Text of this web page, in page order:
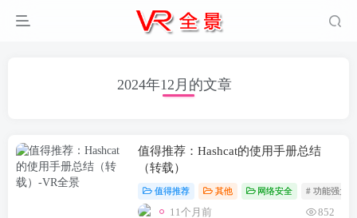
2024年12月的文章
值得推荐：Hashcat的使用手册总结
（转载）
值得推荐 其他 网络安全 # 功能强大
11个月前 852